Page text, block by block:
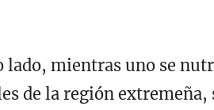
lado, mientras uno se
de la región